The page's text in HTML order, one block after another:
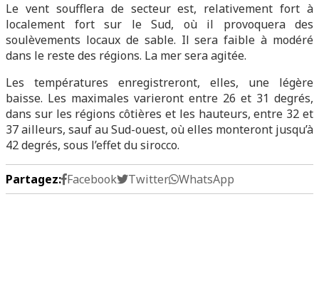
Le vent soufflera de secteur est, relativement fort à
localement fort sur le Sud, où il provoquera des
soulèvements locaux de sable. Il sera faible à modéré
dans le reste des régions. La mer sera agitée.
Les températures enregistreront, elles, une légère
baisse. Les maximales varieront entre 26 et 31 degrés,
dans sur les régions côtières et les hauteurs, entre 32 et
37 ailleurs, sauf au Sud-ouest, où elles monteront jusqu’à
42 degrés, sous l’effet du sirocco.
Partagez: Facebook Twitter WhatsApp